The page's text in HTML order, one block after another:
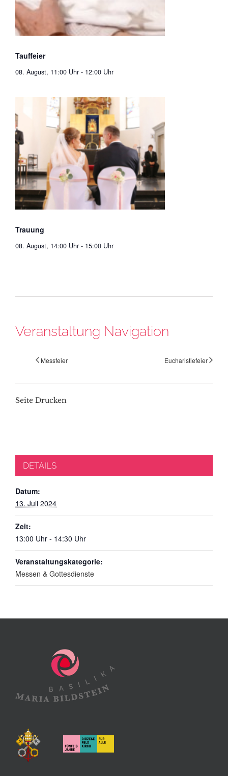
Tauffeier
08. August, 11:00 Uhr - 12:00 Uhr
Trauung
08. August, 14:00 Uhr - 15:00 Uhr
Veranstaltung Navigation
Messfeier Eucharistiefeier
Seite Drucken
DETAILS
Datum:
13. Juli 2024
Zeit:
13:00 Uhr - 14:30 Uhr
Veranstaltungskategorie:
Messen & Gottesdienste